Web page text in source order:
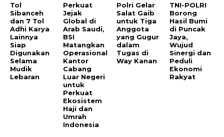
Tol
Sibanceh
dan 7 Tol
Adhi Karya
Lainnya
Siap
Digunakan
Selama
Mudik
Lebaran
Perkuat
Jejak
Global di
Arab Saudi,
BSI
Matangkan
Operasional
Kantor
Cabang
Luar Negeri
untuk
Perkuat
Ekosistem
Haji dan
Umrah
Indonesia
Polri Gelar
Salat Gaib
untuk Tiga
Anggota
yang Gugur
dalam
Tugas di
Way Kanan
TNI-POLRI
Borong
Hasil Bumi
di Puncak
Jaya,
Wujud
Sinergi dan
Peduli
Ekonomi
Rakyat